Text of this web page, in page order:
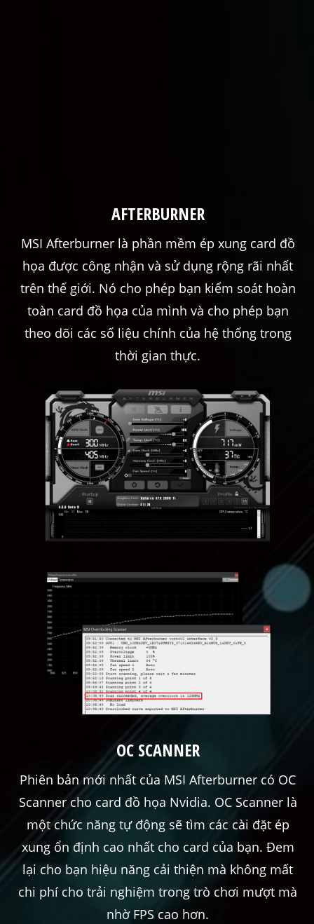
AFTERBURNER
MSI Afterburner là phần mềm ép xung card đồ
họa được công nhận và sử dụng rộng rãi nhất
trên thế giới. Nó cho phép bạn kiểm soát hoàn
toàn card đồ họa của mình và cho phép bạn
theo dõi các số liệu chính của hệ thống trong
thời gian thực.
OC SCANNER
Phiên bản mới nhất của MSI Afterburner có OC
Scanner cho card đồ họa Nvidia. OC Scanner là
một chức năng tự động sẽ tìm các cài đặt ép
xung ổn định cao nhất cho card của bạn. Đem
lại cho bạn hiệu năng cải thiện mà không mất
chi phí cho trải nghiệm trong trò chơi mượt mà
nhờ FPS cao hơn.